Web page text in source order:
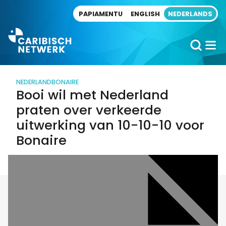
PAPIAMENTU ENGLISH NEDERLANDS
NEDERLANDBONAIRE
Booi wil met Nederland
praten over verkeerde
uitwerking van 10-10-10 voor
Bonaire